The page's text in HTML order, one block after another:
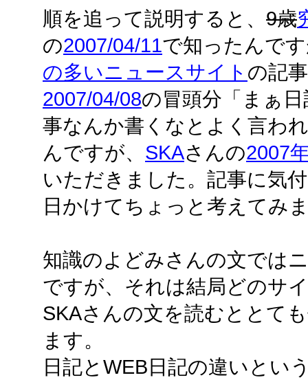
順を追って説明すると、 9歳
の2007/04/11で知ったんで
の多いニュースサイト の記
2007/04/08の冒頭分「まぁ
事なんか書くなとよく言わ
んですが、 SKAさんの2007
いただきました。記事に気
日かけてちょっと考えてみ
知識のよどみさんの文では
ですが、それは結局どのサ
SKAさんの文を読むととて
ます。
日記とWEB日記の違いとい